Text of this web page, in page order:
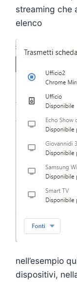
streaming che
elenco
nell’esempio
dispositivi,